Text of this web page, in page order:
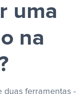
uma
na
duas ferramentas -